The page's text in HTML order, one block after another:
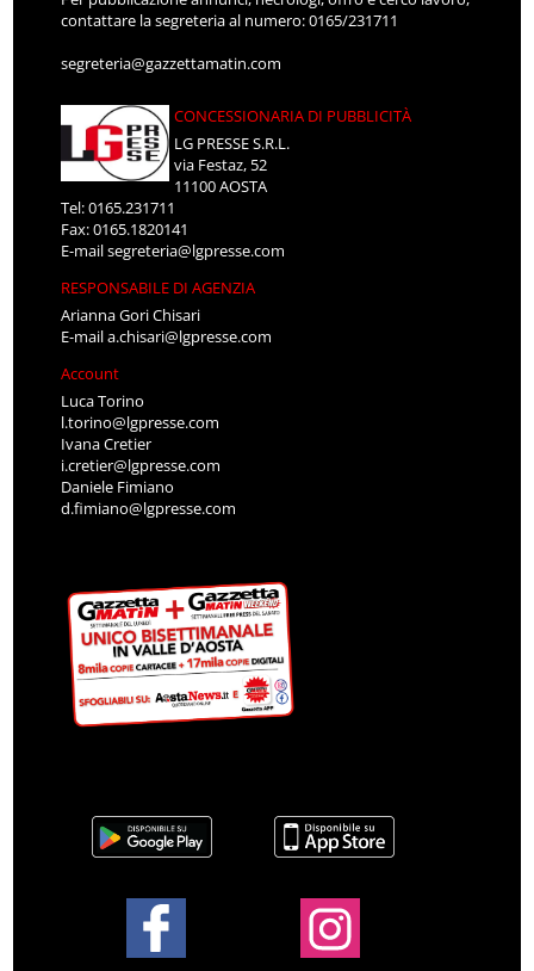
contattare la segreteria al numero: 0165/231711
segreteria@gazzettamatin.com
CONCESSIONARIA DI PUBBLICITÀ
LG PRESSE S.R.L.
via Festaz, 52
11100 AOSTA
Tel: 0165.231711
Fax: 0165.1820141
E-mailsegreteria@lgpresse.com
RESPONSABILE DI AGENZIA
Arianna Gori Chisari
E-maila.chisari@lgpresse.com
Account
Luca Torino
l.torino@lgpresse.com
Ivana Cretier
i.cretier@lgpresse.com
Daniele Fimiano
d.fimiano@lgpresse.com